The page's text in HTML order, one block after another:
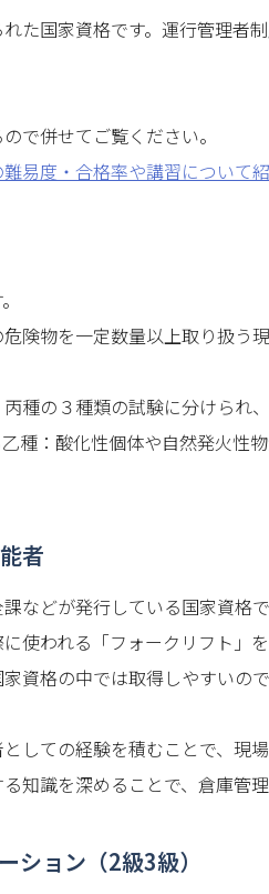
た国家資格です。運行管理者
で併せてご覧ください。
易度・合格率や講習について
険物を一定数量以上取り扱う
種の３種類の試験に分けられ
種：酸化性個体や自然発火性
者
などが発行している国家資格で
使われる「フォークリフト」
資格の中では取得しやすいので
しての経験を積むことで、現
知識を深めることで、倉庫管
ション（2級3級）